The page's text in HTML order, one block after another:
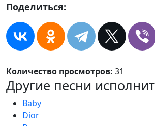
Поделиться:
Количество просмотров: 31
Другие песни
Baby
Dior